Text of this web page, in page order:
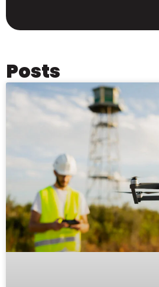
Posts